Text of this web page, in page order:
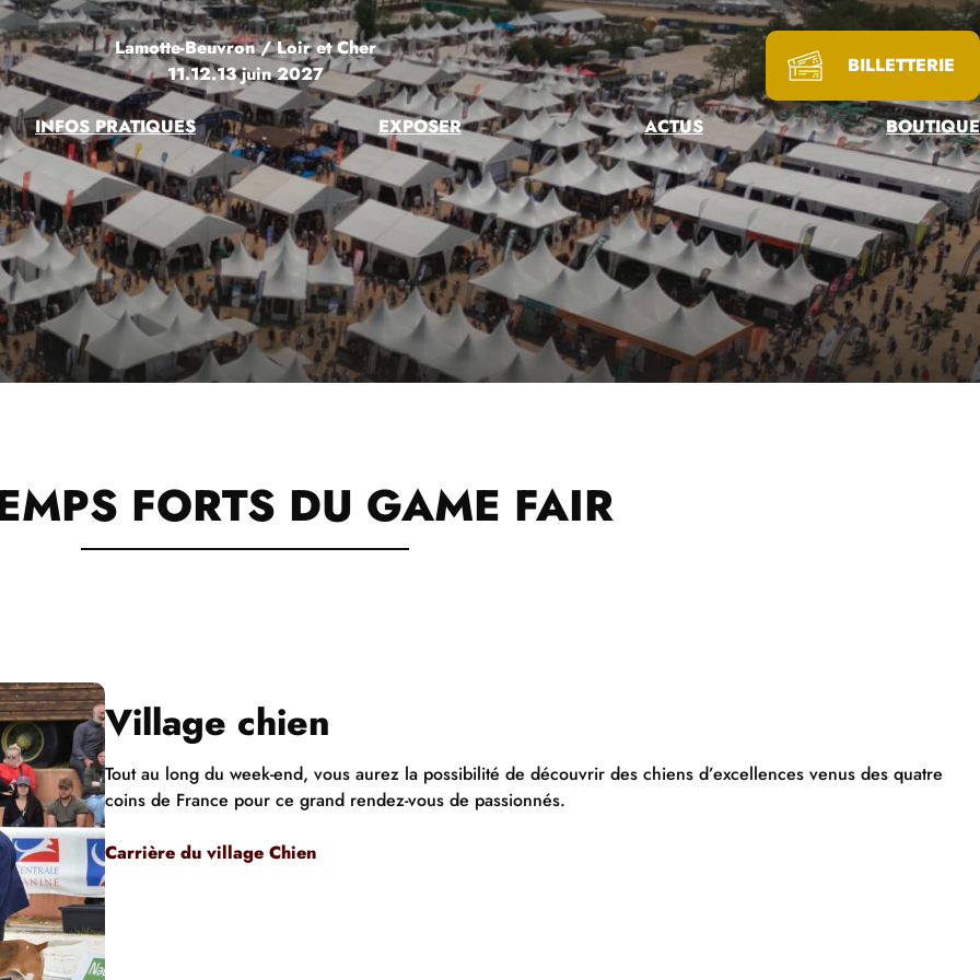
Lamotte-Beuvron / Loir et Cher
11.12.13 juin 2027
BILLETTERIE
INFOS PRATIQUES EXPOSER ACTUS BOUTIQUE
FORTS DU GAME FAIR
Village chien
Tout au long du week-end, vous aurez la possibilité de découvrir des chiens d’excellences venus des quatre
coins de France pour ce grand rendez-vous de passionnés.
Carrière du village Chien